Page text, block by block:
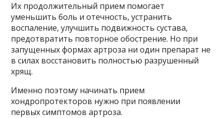
Их продолжительный прием помогает
уменьшить боль и отечность, устранить
воспаление, улучшить подвижность сустава,
предотвратить повторное обострение. Но при
запущенных формах артроза ни один препарат не
в силах восстановить полностью разрушенный
хрящ.
Именно поэтому начинать прием
хондропротекторов нужно при появлении
первых симптомов артроза.